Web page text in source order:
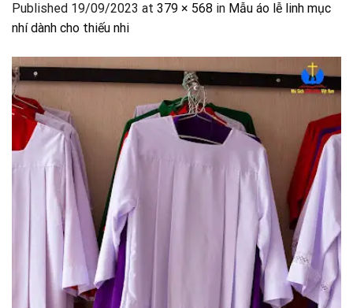
Published 19/09/2023 at 379 × 568 in Mẫu áo lễ linh mục
nhí dành cho thiếu nhi